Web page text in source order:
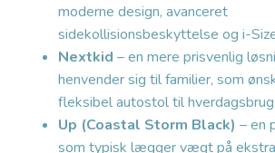
moderne design, avanceret
sidekollisionsbeskyttelse og i-
Nextkid – en mere prisvenlig
henvender sig til familier, som
fleksibel autostol til hverdagsbrug.
Up (Coastal Storm Black) – en
som typisk lægger vægt på